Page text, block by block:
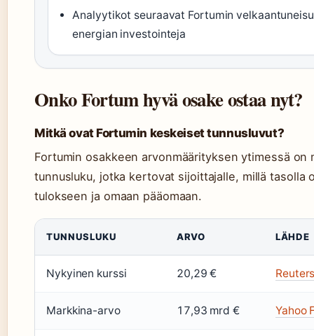
Analyytikot seuraavat Fortumin
energian investointeja
Onko Fortum hyvä osake ostaa nyt?
Mitkä ovat Fortumin keskeiset tunnusluvut?
Fortumin osakkeen arvonmäärityksen ytimessä on
tunnusluku, jotka kertovat sijoittajalle, millä tasolla
tulokseen ja omaan pääomaan.
TUNNUSLUKU ARVO LÄHDE
Nykyinen kurssi 20,29 €
Markkina-arvo 17,93 mrd € Yahoo